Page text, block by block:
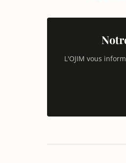
L'OJIM vous